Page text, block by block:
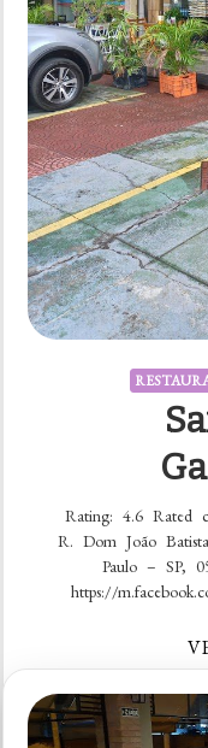
Rating: 4.6 Rated
R. Dom João
Paulo – SP,
https://